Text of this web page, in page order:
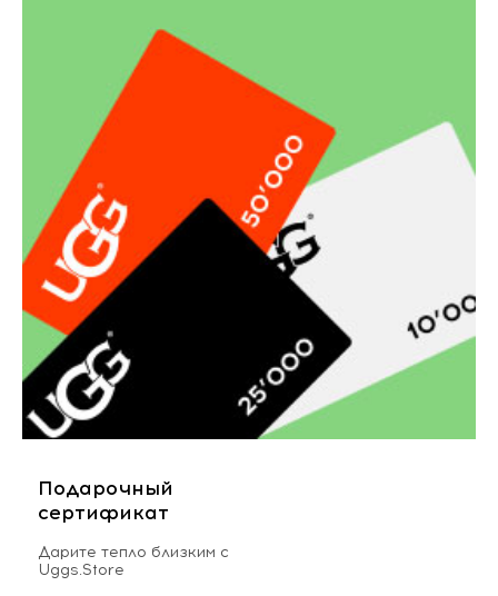
Подарочный
сертификат
Дарите тепло близким с
Uggs.Store